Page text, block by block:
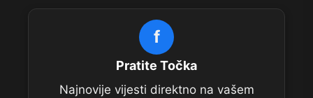
f
Pratite Točka
Najnovije vijesti direktno na vašem